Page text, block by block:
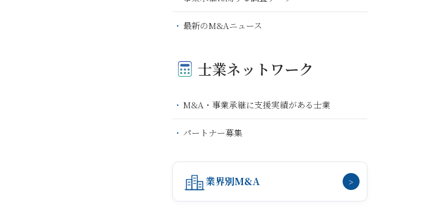
最新のM&Aニュース
士業ネットワーク
M&A・事業承継に支援実績がある士業
パートナー募集
業界別M&A >